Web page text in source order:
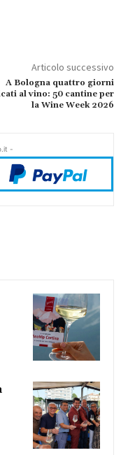
Articolo successivo
A Bologna quattro giorni
al vino: 50 cantine per
la Wine Week 2026
-